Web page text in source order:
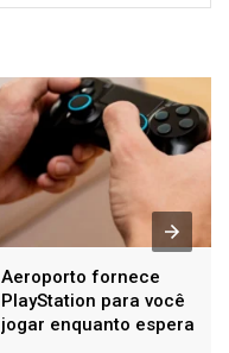
Aeroporto fornece
PlayStation para você
jogar enquanto espera